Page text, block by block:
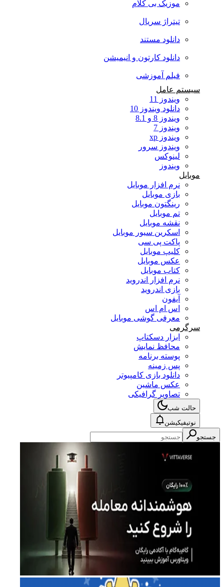
موزیک بی کلام
تیتراژ سریال
دانلود مستند
دانلود کارتون و انیمیشن
فیلم آموزشی
سیستم عامل
ویندوز 11
دانلود ویندوز 10
ویندوز 8 و 8.1
ویندوز 7
ویندوز xp
ویندوز سرور
لینوکس
ویندوز
موبایل
نرم افزار موبایل
بازی موبایل
رینگتون موبایل
تم موبایل
نقشه موبایل
اسکرین سیور موبایل
پاکت پی سی
کلیپ موبایل
عکس موبایل
کتاب موبایل
نرم افزار اندروید
بازی اندروید
آیفون
اس ام اس
معرفی گوشی موبایل
سرگرمی
ابزار دسکتاپ
محافظ نمایش
پوسته برنامه
پس زمینه
دانلود بازی کامپیوتر
عکس ماشین
تصاویر گرافیکی
حالت شب
نوتیفیکیشن
جستجو